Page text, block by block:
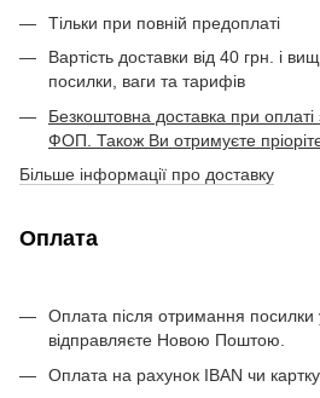
Тільки при повній предоплаті
Вартість доставки від 40 грн. і
посилки, ваги та тарифів
Безкоштовна доставка при
ФОП. Також Ви отримуєте
Більше інформації про доставку
Оплата
Оплата після отримання посилки
відправляєте Новою Поштою.
Оплата на рахунок IBAN чи